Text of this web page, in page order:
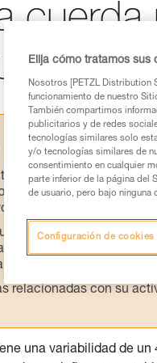
cuerda
de los productos
la información de
una formación y un
para ejecutar
relacionadas con su
una variabilidad de
Elija cómo tratamos sus
Nosotros [PETZL Distribution
funcionamiento de nuestro
También compartimos
publicitarios y de redes
tecnologías similares solo
y/o tecnologías similares de
consentimiento en cualquier
parte inferior de la página del
de usuario, pero bajo ninguna
Configuración de cookies